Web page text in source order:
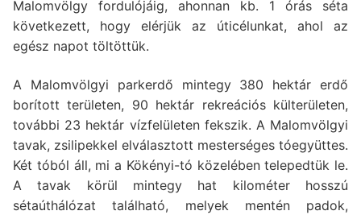
Malomvölgy fordulójáig, ahonnan kb. 1 órás séta
következett, hogy elérjük az úticélunkat, ahol az
egész napot töltöttük.
A Malomvölgyi parkerdő mintegy 380 hektár erdő
borított területen, 90 hektár rekreációs külterületen,
további 23 hektár vízfelületen fekszik. A Malomvölgyi
tavak, zsilipekkel elválasztott mesterséges tóegyüttes.
Két tóból áll, mi a Kökényi-tó közelében telepedtük le.
A tavak körül mintegy hat kilométer hosszú
sétaúthálózat található, melyek mentén padok,